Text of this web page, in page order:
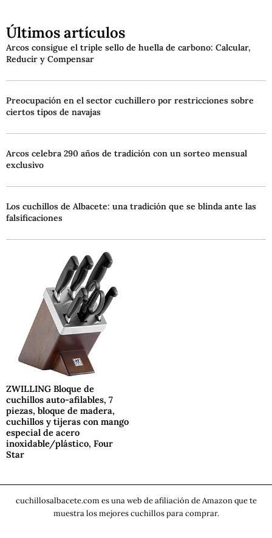
Últimos artículos
Arcos consigue el triple sello de huella de carbono: Calcular,
Reducir y Compensar
Preocupación en el sector cuchillero por restricciones sobre
ciertos tipos de navajas
Arcos celebra 290 años de tradición con un sorteo mensual
exclusivo
Los cuchillos de Albacete: una tradición que se blinda ante las
falsificaciones
ZWILLING Bloque de
cuchillos auto-afilables, 7
piezas, bloque de madera,
cuchillos y tijeras con mango
especial de acero
inoxidable/plástico, Four
Star
cuchillosalbacete.com es una web de afiliación de Amazon que te
muestra los mejores cuchillos para comprar.